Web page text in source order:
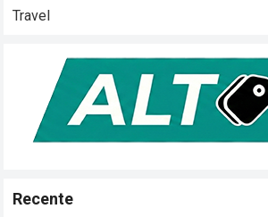
Travel
Recente